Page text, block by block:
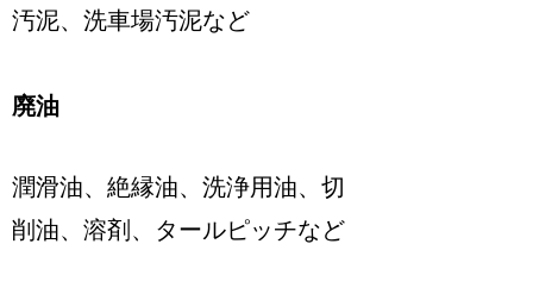
汚泥、洗車場汚泥など
廃油
潤滑油、絶縁油、洗浄用油、切
削油、溶剤、タールピッチなど